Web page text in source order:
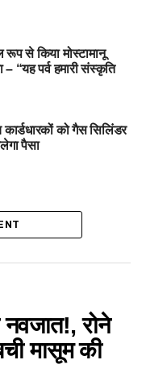
में आत्मनिर्भर बनाना
रूप से किया मोस्टामानू
“यह पर्व हमारी संस्कृति
को गैस सिलिंडर
पैसा
रोने
मासूम की